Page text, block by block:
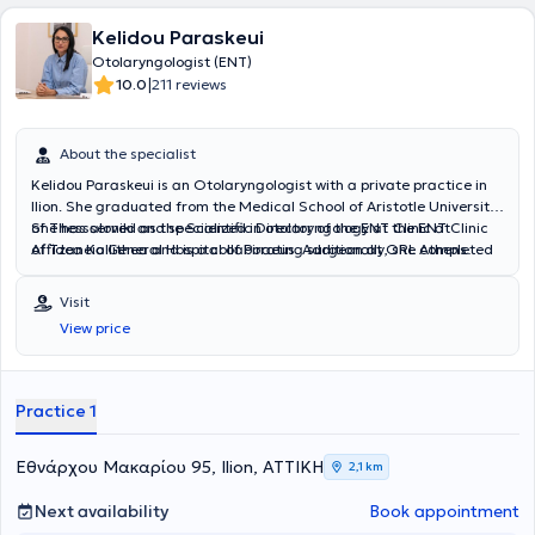
Kelidou Paraskeui
Otolaryngologist (ENT)
10.0|211 reviews
About the specialist
Kelidou Paraskeui is an Otolaryngologist with a private practice in
Ilion. She graduated from the Medical School of Aristotle University
of Thessaloniki and specialized in otolaryngology at the ENT Clinic
of Tzaneio General Hospital of Piraeus. Additionally, she completed
gaining significant experience in pediatric otolaryngology.
She has served as the Scientific Director of the ENT Clinic at
Affidea Kallithea and is a collaborating surgeon at ORL Athens
Visit
View price
Practice 1
Εθνάρχου Μακαρίου 95, Ilion, ΑΤΤΙΚΗ 2,1 km
Next availability Book appointment